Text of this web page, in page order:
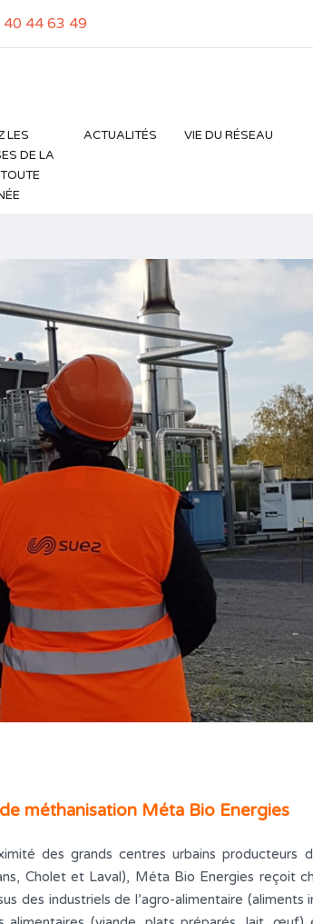
40 44 63 49
LES
DE LA
ACTUALITÉS VIE DU RÉSEAU
méthanisation Méta Bio Energies
des grands centres urbains producteurs
Cholet et Laval), Méta Bio Energies reçoit
des industriels de l’agro-alimentaire (aliments